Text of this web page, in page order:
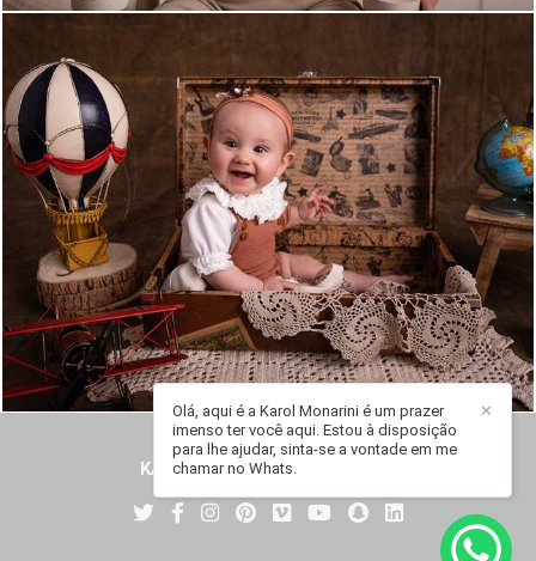
1034 0
KAROL MONARINI/
✕
Olá, aqui é a Karol Monarini é um prazer
imenso ter você aqui. Estou à disposição
para lhe ajudar, sinta-se a vontade em me
chamar no Whats.